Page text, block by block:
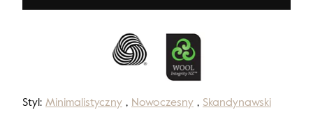
Styl: Minimalistyczny , Nowoczesny , Skandynawski